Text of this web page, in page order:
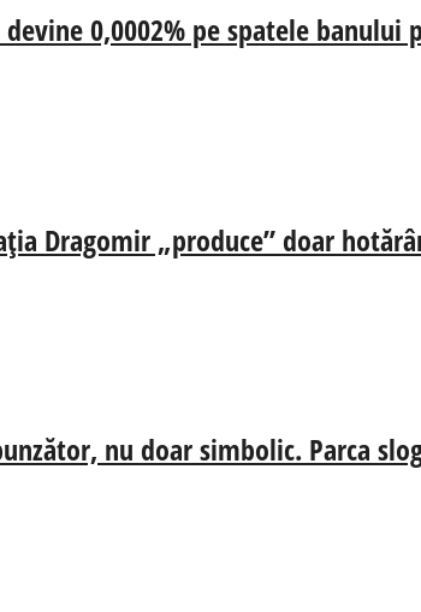
0,0002% pe spatele banului
Dragomir „produce” doar
nu doar simbolic. Parca